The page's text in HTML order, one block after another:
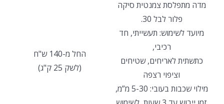
מדה מתפלסת צמנטית סיקה
פלור לבל 30.
מיועד לשימוש: תעשייתי, חד
רכיבי,
כתשתית לאריחים, שטיחים
וציפוי רצפה
מילוי שכבות בעובי: 5-30 מ”מ,
החל מ-140 ש"ח
(לשק 25 ק"ג)